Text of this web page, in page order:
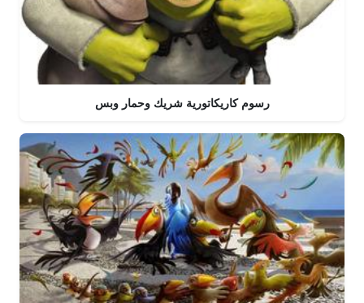
رسوم كاريكاتورية شريك وحمار وبس